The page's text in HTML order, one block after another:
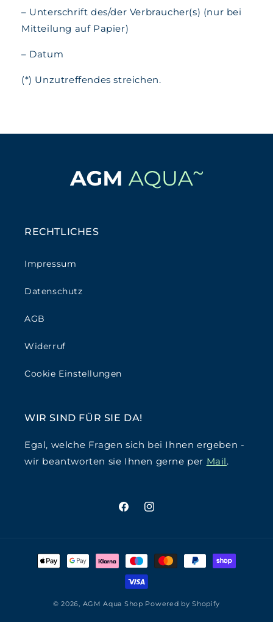
– Unterschrift des/der Verbraucher(s) (nur bei
Mitteilung auf Papier)
– Datum
(*) Unzutreffendes streichen.
RECHTLICHES
Impressum
Datenschutz
AGB
Widerruf
Cookie Einstellungen
WIR SIND FÜR SIE DA!
Egal, welche Fragen sich bei Ihnen ergeben -
wir beantworten sie Ihnen gerne per Mail.
FacebookInstagram
Zahlungsmethoden
© 2026, AGM Aqua Shop Powered by Shopify